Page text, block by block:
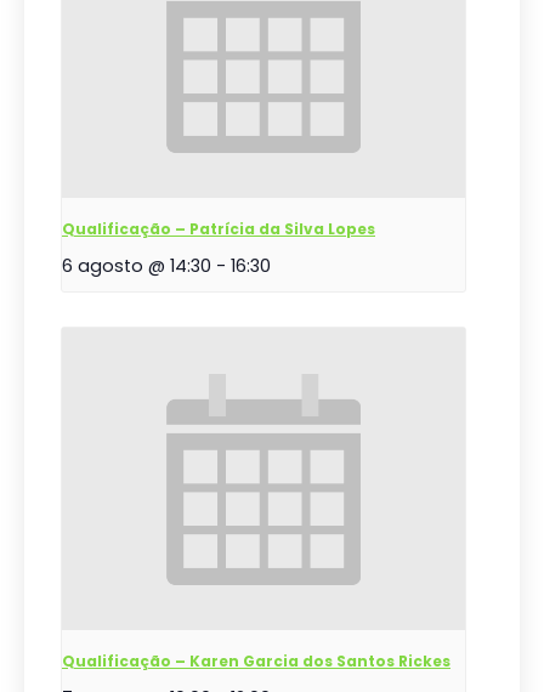
Qualificação – Patrícia da Silva Lopes
6 agosto @ 14:30 - 16:30
Qualificação – Karen Garcia dos Santos Rickes